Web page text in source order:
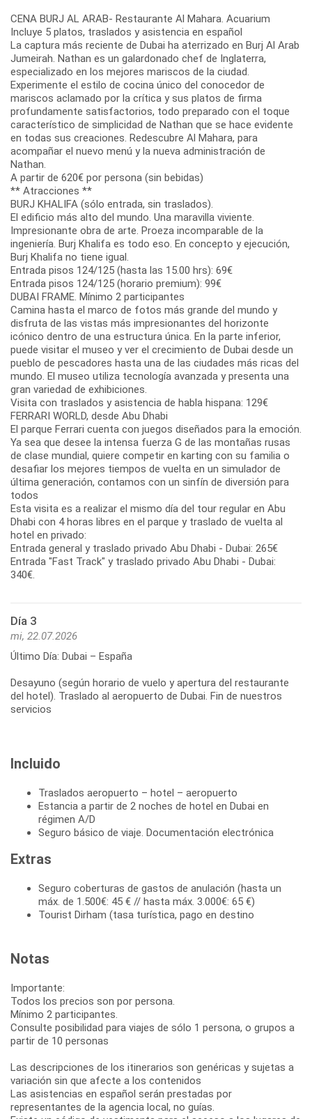
CENA BURJ AL ARAB- Restaurante Al Mahara. Acuarium
Incluye 5 platos, traslados y asistencia en español
La captura más reciente de Dubai ha aterrizado en Burj Al Arab
Jumeirah. Nathan es un galardonado chef de Inglaterra,
especializado en los mejores mariscos de la ciudad.
Experimente el estilo de cocina único del conocedor de
mariscos aclamado por la crítica y sus platos de firma
profundamente satisfactorios, todo preparado con el toque
característico de simplicidad de Nathan que se hace evidente
en todas sus creaciones. Redescubre Al Mahara, para
acompañar el nuevo menú y la nueva administración de
Nathan.
A partir de 620€ por persona (sin bebidas)
** Atracciones **
BURJ KHALIFA (sólo entrada, sin traslados).
El edificio más alto del mundo. Una maravilla viviente.
Impresionante obra de arte. Proeza incomparable de la
ingeniería. Burj Khalifa es todo eso. En concepto y ejecución,
Burj Khalifa no tiene igual.
Entrada pisos 124/125 (hasta las 15.00 hrs): 69€
Entrada pisos 124/125 (horario premium): 99€
DUBAI FRAME. Mínimo 2 participantes
Camina hasta el marco de fotos más grande del mundo y
disfruta de las vistas más impresionantes del horizonte
icónico dentro de una estructura única. En la parte inferior,
puede visitar el museo y ver el crecimiento de Dubai desde un
pueblo de pescadores hasta una de las ciudades más ricas del
mundo. El museo utiliza tecnología avanzada y presenta una
gran variedad de exhibiciones.
Visita con traslados y asistencia de habla hispana: 129€
FERRARI WORLD, desde Abu Dhabi
El parque Ferrari cuenta con juegos diseñados para la emoción.
Ya sea que desee la intensa fuerza G de las montañas rusas
de clase mundial, quiere competir en karting con su familia o
desafiar los mejores tiempos de vuelta en un simulador de
última generación, contamos con un sinfín de diversión para
todos
Esta visita es a realizar el mismo día del tour regular en Abu
Dhabi con 4 horas libres en el parque y traslado de vuelta al
hotel en privado:
Entrada general y traslado privado Abu Dhabi - Dubai: 265€
Entrada "Fast Track" y traslado privado Abu Dhabi - Dubai:
Día 3
mi, 22.07.2026
Último Día: Dubai – España
Desayuno (según horario de vuelo y apertura del restaurante
del hotel). Traslado al aeropuerto de Dubai. Fin de nuestros
Incluido
Traslados aeropuerto – hotel – aeropuerto
Estancia a partir de 2 noches de hotel en Dubai en
régimen A/D
Seguro básico de viaje. Documentación electrónica
Extras
Seguro coberturas de gastos de anulación (hasta un
máx. de 1.500€: 45 € // hasta máx. 3.000€: 65 €)
Tourist Dirham (tasa turística, pago en destino
Notas
Importante:
Todos los precios son por persona.
Mínimo 2 participantes.
Consulte posibilidad para viajes de sólo 1 persona, o grupos a
partir de 10 personas
Las descripciones de los itinerarios son genéricas y sujetas a
variación sin que afecte a los contenidos
Las asistencias en español serán prestadas por
representantes de la agencia local, no guías.